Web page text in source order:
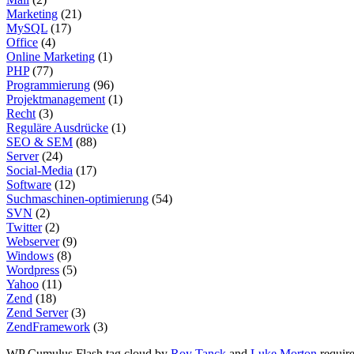
Marketing (21)
MySQL (17)
Office (4)
Online Marketing (1)
PHP(77)
Programmierung (96)
Projektmanagement (1)
Recht (3)
Reguläre Ausdrücke (1)
SEO & SEM (88)
Server(24)
Social-Media (17)
Software (12)
Suchmaschinen-optimierung (54)
SVN (2)
Twitter(2)
Webserver(9)
Windows (8)
Wordpress (5)
Yahoo (11)
Zend (18)
Zend Server(3)
ZendFramework (3)